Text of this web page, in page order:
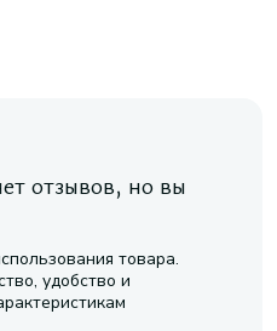
отзывов, но вы
товара.
удобство и